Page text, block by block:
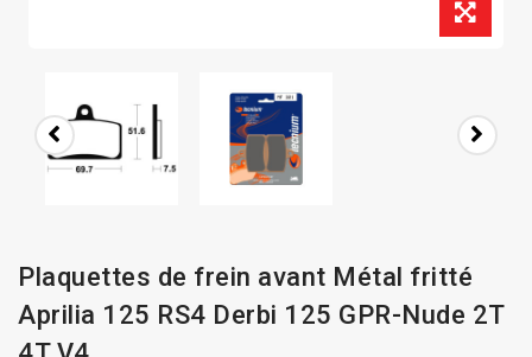
Plaquettes de frein avant Métal fritté
Aprilia 125 RS4 Derbi 125 GPR-Nude 2T